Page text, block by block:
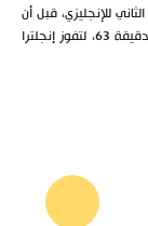
للإنجليزي، قبل أن
يسجل داني إنجز الهدف الثالث لمنتخب الأسود الثلاثة في الدقيقة 63، لتفوز إنجلترا